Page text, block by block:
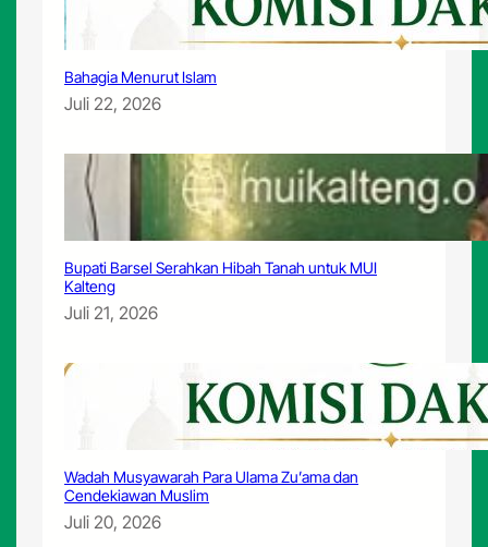
Bahagia Menurut Islam
Juli 22, 2026
Bupati Barsel Serahkan Hibah Tanah untuk MUI
Kalteng
Juli 21, 2026
Wadah Musyawarah Para Ulama Zu’ama dan
Cendekiawan Muslim
Juli 20, 2026